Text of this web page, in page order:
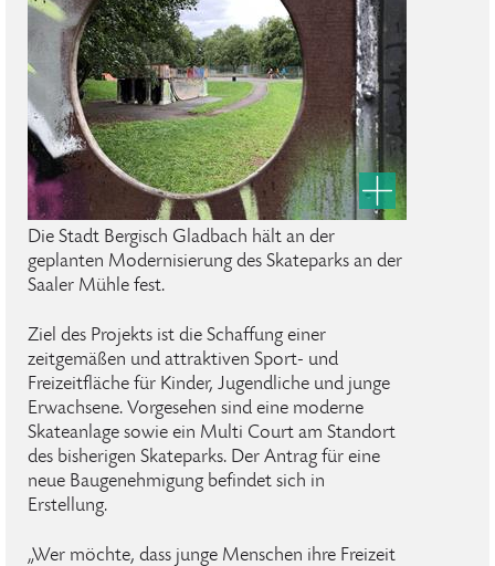
Die Stadt Bergisch Gladbach hält an der
geplanten Modernisierung des Skateparks an der
Saaler Mühle fest.
Ziel des Projekts ist die Schaffung einer
zeitgemäßen und attraktiven Sport- und
Freizeitfläche für Kinder, Jugendliche und junge
Erwachsene. Vorgesehen sind eine moderne
Skateanlage sowie ein Multi Court am Standort
des bisherigen Skateparks. Der Antrag für eine
neue Baugenehmigung befindet sich in
Erstellung.
„Wer möchte, dass junge Menschen ihre Freizeit